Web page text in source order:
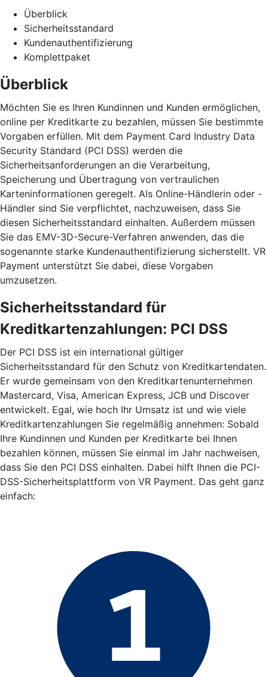
Überblick
Sicherheitsstandard
Kundenauthentifizierung
Komplettpaket
Überblick
Möchten Sie es Ihren Kundinnen und Kunden ermöglichen,
online per Kreditkarte zu bezahlen, müssen Sie bestimmte
Vorgaben erfüllen. Mit dem Payment Card Industry Data
Security Standard (PCI DSS) werden die
Sicherheitsanforderungen an die Verarbeitung,
Speicherung und Übertragung von vertraulichen
Karteninformationen geregelt. Als Online-Händlerin oder -
Händler sind Sie verpflichtet, nachzuweisen, dass Sie
diesen Sicherheitsstandard einhalten. Außerdem müssen
Sie das EMV-3D-Secure-Verfahren anwenden, das die
sogenannte starke Kundenauthentifizierung sicherstellt. VR
Payment unterstützt Sie dabei, diese Vorgaben
umzusetzen.
Sicherheitsstandard für
Kreditkartenzahlungen: PCI DSS
Der PCI DSS ist ein international gültiger
Sicherheitsstandard für den Schutz von Kreditkartendaten.
Er wurde gemeinsam von den Kreditkartenunternehmen
Mastercard, Visa, American Express, JCB und Discover
entwickelt. Egal, wie hoch Ihr Umsatz ist und wie viele
Kreditkartenzahlungen Sie regelmäßig annehmen: Sobald
Ihre Kundinnen und Kunden per Kreditkarte bei Ihnen
bezahlen können, müssen Sie einmal im Jahr nachweisen,
dass Sie den PCI DSS einhalten. Dabei hilft Ihnen die PCI-
DSS-Sicherheitsplattform von VR Payment. Das geht ganz
einfach: